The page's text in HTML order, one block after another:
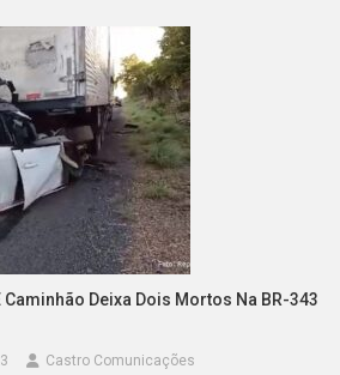
Deixa Dois Mortos Na BR-343
Castro Comunicações